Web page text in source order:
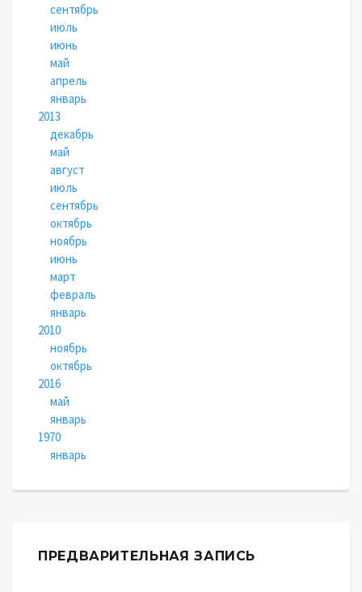
сентябрь
июль
июнь
май
апрель
январь
2013
декабрь
май
август
июль
сентябрь
октябрь
ноябрь
июнь
март
февраль
январь
2010
ноябрь
октябрь
2016
май
январь
1970
январь
ПРЕДВАРИТЕЛЬНАЯ ЗАПИСЬ